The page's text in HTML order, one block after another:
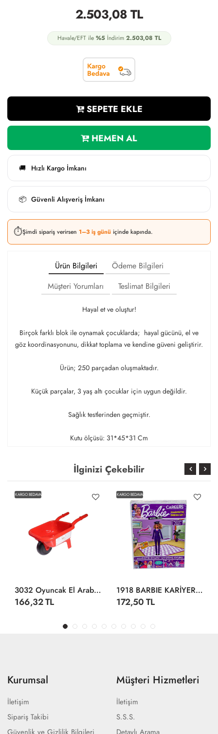
2.503,08TL
Havale/EFT ile %5İndirim 2.503,08 TL
SEPETE EKLE
HEMEN AL
🚚 Hızlı Kargo İmkanı
📦 Güvenli Alışveriş İmkanı
⏱️Şimdi sipariş verirsen 1–3 iş günü içinde kapında.
Ürün Bilgileri
Ödeme Bilgileri
Müşteri Yorumları
Teslimat Bilgileri
Hayal et ve oluştur!
Birçok farklı blok ile oynamak çocuklarda; hayal gücünü, el ve
göz koordinasyonunu, dikkat toplama ve kendine güveni geliştirir.
Ürün; 250 parçadan oluşmaktadır.
Küçük parçalar, 3 yaş altı çocuklar için uygun değildir.
Sağlık testlerinden geçmiştir.
Kutu ölçüsü: 31*45*31 Cm
İlginizi Çekebilir
KARGO BEDAVA
3032 Oyuncak El Arabası -Dolu
166,32 TL
KARGO BEDAVA
1918 BARBIE KARİYER KIYAFET GİYDİRME
172,50 TL
Kurumsal
İletişim
Sipariş Takibi
Müşteri Hizmetleri
İletişim
S.S.S.